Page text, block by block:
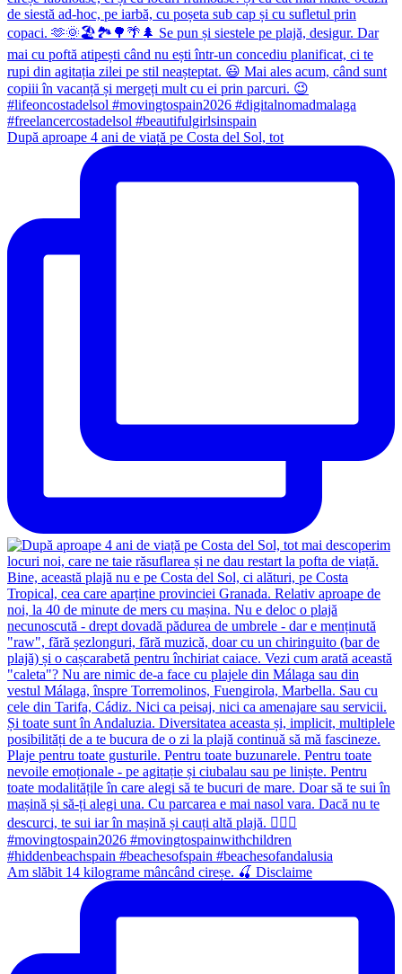
După aproape 4 ani de viață pe Costa del Sol, tot
Am slăbit 14 kilograme mâncând cireșe. 🍒 Disclaime